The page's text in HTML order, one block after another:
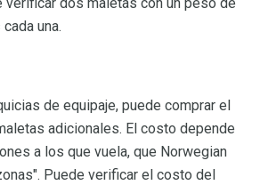
una.
de equipaje, puede comprar el
adicionales. El costo depende
a los que vuela, que Norwegian
Puede verificar el costo del